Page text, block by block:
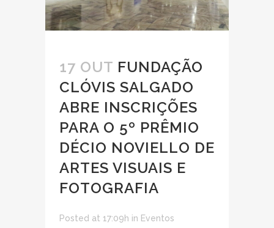
17 OUT FUNDAÇÃO
CLÓVIS SALGADO
ABRE INSCRIÇÕES
PARA O 5º PRÊMIO
DÉCIO NOVIELLO DE
ARTES VISUAIS E
FOTOGRAFIA
Posted at 17:09h in Eventos